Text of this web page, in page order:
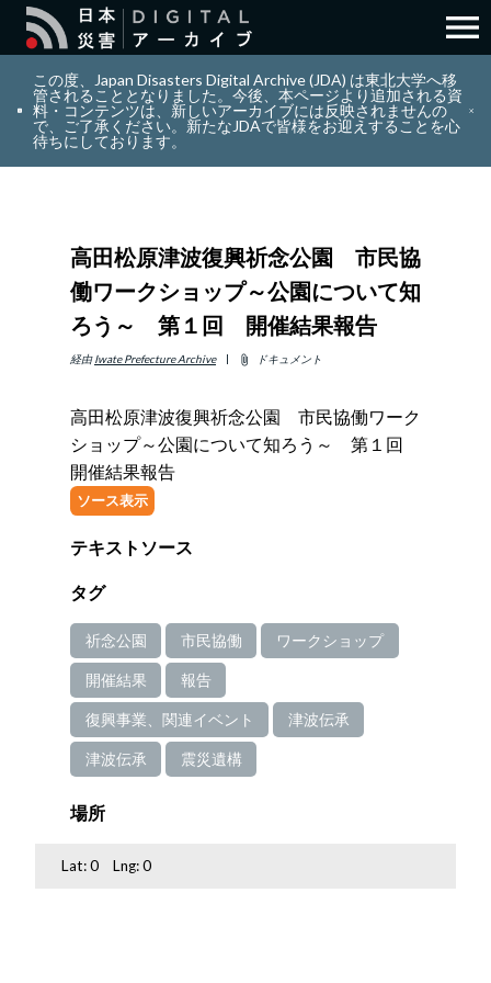
search 検索
layers コレクション
info_outline リソース
アバウト
menu
この度、Japan Disasters Digital Archive (JDA) は東北大学へ移
管されることとなりました。今後、本ページより追加される資
料・コンテンツは、新しいアーカイブには反映されませんの
で、ご了承ください。新たなJDAで皆様をお迎えすることを心
待ちにしております。
高田松原津波復興祈念公園 市民協
働ワークショップ～公園について知
ろう～ 第１回 開催結果報告
経由 Iwate Prefecture Archive attach_file ドキュメント
高田松原津波復興祈念公園 市民協働ワーク
ショップ～公園について知ろう～ 第１回
開催結果報告
ソース表示
テキストソース
タグ
祈念公園 市民協働 ワークショップ
開催結果 報告
復興事業、関連イベント 津波伝承
津波伝承 震災遺構
場所
Lat:0 Lng:0